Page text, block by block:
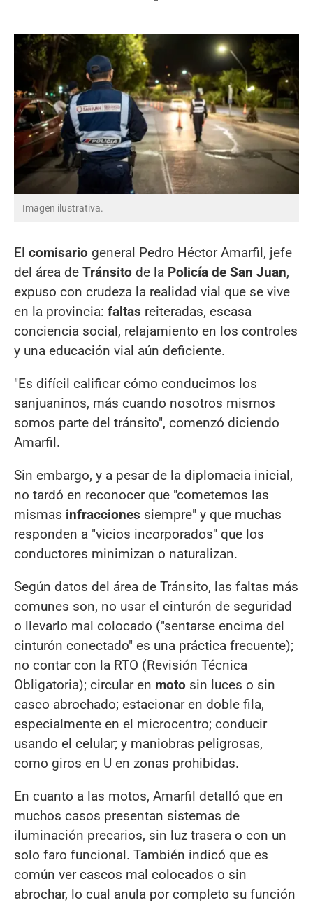
Imagen ilustrativa.
El comisario general Pedro Héctor Amarfil, jefe
del área de Tránsito de la Policía de San Juan,
expuso con crudeza la realidad vial que se vive
en la provincia: faltas reiteradas, escasa
conciencia social, relajamiento en los controles
y una educación vial aún deficiente.
"Es difícil calificar cómo conducimos los
sanjuaninos, más cuando nosotros mismos
somos parte del tránsito", comenzó diciendo
Amarfil.
Sin embargo, y a pesar de la diplomacia inicial,
no tardó en reconocer que "cometemos las
mismas infracciones siempre" y que muchas
responden a "vicios incorporados" que los
conductores minimizan o naturalizan.
Según datos del área de Tránsito, las faltas más
comunes son, no usar el cinturón de seguridad
o llevarlo mal colocado ("sentarse encima del
cinturón conectado" es una práctica frecuente);
no contar con la RTO (Revisión Técnica
Obligatoria); circular en moto sin luces o sin
casco abrochado; estacionar en doble fila,
especialmente en el microcentro; conducir
usando el celular; y maniobras peligrosas,
como giros en U en zonas prohibidas.
En cuanto a las motos, Amarfil detalló que en
muchos casos presentan sistemas de
iluminación precarios, sin luz trasera o con un
solo faro funcional. También indicó que es
común ver cascos mal colocados o sin
abrochar, lo cual anula por completo su función